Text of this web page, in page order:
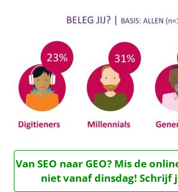
Van SEO naar GEO? Mis de
niet vanaf dinsdag! Schrijf